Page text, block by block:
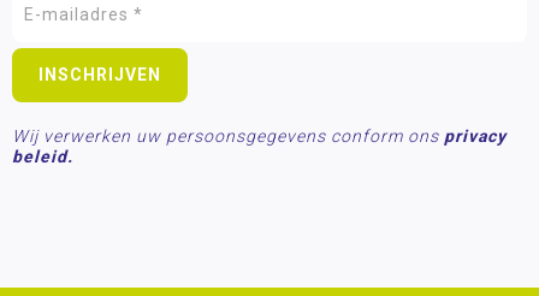
Wij verwerken uw persoonsgegevens conform ons privacy
beleid.